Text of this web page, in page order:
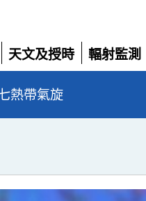
天文及授時
展
開
輻射監測
展
熱帶氣旋